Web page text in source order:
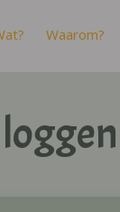
Waarom?